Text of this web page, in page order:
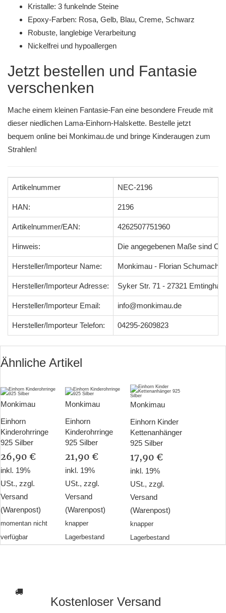
Kristalle: 3 funkelnde Steine
Epoxy-Farben: Rosa, Gelb, Blau, Creme, Schwarz
Robuste, langlebige Verarbeitung
Nickelfrei und hypoallergen
Jetzt bestellen und Fantasie
verschenken
Mache einem kleinen Fantasie-Fan eine besondere Freude mit
dieser niedlichen Lama-Einhorn-Halskette. Bestelle jetzt
bequem online bei Monkimau.de und bringe Kinderaugen zum
Strahlen!
Artikelnummer NEC-2196
HAN: 2196
Artikelnummer/EAN: 4262507751960
Hinweis: Die angegebenen Maße sind
Hersteller/Importeur Name: Monkimau - Florian Schumacher
Hersteller/Importeur Adresse: Syker Str. 71 - 27321
Hersteller/Importeur Email: info@monkimau.de
Hersteller/Importeur Telefon: 04295-2609823
Ähnliche Artikel
Monkimau
Einhorn
Kinderohrringe
925 Silber
26,90 €
inkl. 19%
USt., zzgl.
Versand
(Warenpost)
momentan nicht
verfügbar
Monkimau
Einhorn
Kinderohrringe
925 Silber
21,90 €
inkl. 19%
USt., zzgl.
Versand
(Warenpost)
knapper
Lagerbestand
Monkimau
Einhorn Kinder
Kettenanhänger
925 Silber
17,90 €
inkl. 19%
USt., zzgl.
Versand
(Warenpost)
knapper
Lagerbestand
Kostenloser Versand